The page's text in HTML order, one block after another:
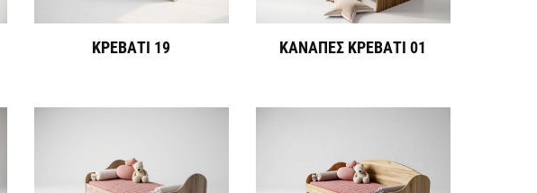
ΚΡΕΒΑΤΙ 19 ΚΑΝΑΠΕΣ ΚΡΕΒΑΤΙ 01